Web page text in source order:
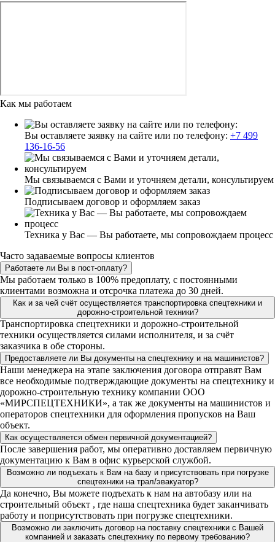
Как мы работаем
Вы оставляете заявку на сайте или по телефону: +7 499
136-16-56
Мы связываемся с Вами и уточняем детали, консультируем
Подписываем договор и оформляем заказ
Техника у Вас — Вы работаете, мы сопровождаем процесс
Часто задаваемые вопросы клиентов
Работаете ли Вы в пост-оплату?
Мы работаем только в 100% предоплату, с постоянными
клиентами возможна и отсрочка платежа до 30 дней.
Как и за чей счёт осуществляется транспортировка спецтехники и
дорожно-строительной техники?
Транспортировка спецтехники и дорожно-строительной
техники осуществляется силами исполнителя, и за счёт
заказчика в обе стороны.
Предоставляете ли Вы документы на спецтехнику и на машинистов?
Наши менеджера на этапе заключения договора отправят Вам
все необходимые подтверждающие документы на спецтехнику и
дорожно-строительную технику компании ООО
«МИРСПЕЦТЕХНИКИ», а так же документы на машинистов и
операторов спецтехники для оформления пропусков на Ваш
объект.
Как осуществляется обмен первичной документацией?
После завершения работ, мы оперативно доставляем первичную
документацию к Вам в офис курьерской службой.
Возможно ли подъехать к Вам на базу и присутствовать при погрузке
спецтехники на трал/эвакуатор?
Да конечно, Вы можете подъехать к нам на автобазу или на
строительный объект , где наша спецтехника будет заканчивать
работу и поприсутствовать при погрузке спецтехники.
Возможно ли заключить договор на поставку спецтехники с Вашей
компанией и заказать спецтехнику по первому требованию?